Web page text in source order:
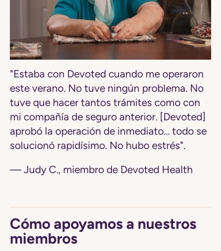
"Estaba con Devoted cuando me operaron
este verano. No tuve ningún problema. No
tuve que hacer tantos trámites como con
mi compañía de seguro anterior. [Devoted]
aprobó la operación de inmediato... todo se
solucionó rapidísimo. No hubo estrés".
— Judy C., miembro de Devoted Health
Cómo apoyamos a nuestros
miembros